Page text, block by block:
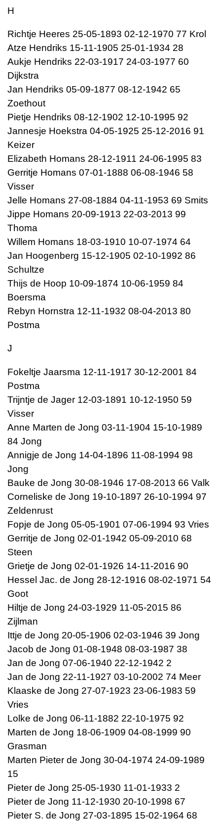
H
Richtje Heeres 25-05-1893 02-12-1970 77 Krol
Atze Hendriks 15-11-1905 25-01-1934 28
Aukje Hendriks 22-03-1917 24-03-1977 60
Dijkstra
Jan Hendriks 05-09-1877 08-12-1942 65
Zoethout
Pietje Hendriks 08-12-1902 12-10-1995 92
Jannesje Hoekstra 04-05-1925 25-12-2016 91
Keizer
Elizabeth Homans 28-12-1911 24-06-1995 83
Gerritje Homans 07-01-1888 06-08-1946 58
Visser
Jelle Homans 27-08-1884 04-11-1953 69 Smits
Jippe Homans 20-09-1913 22-03-2013 99
Thoma
Willem Homans 18-03-1910 10-07-1974 64
Jan Hoogenberg 15-12-1905 02-10-1992 86
Schultze
Thijs de Hoop 10-09-1874 10-06-1959 84
Boersma
Rebyn Hornstra 12-11-1932 08-04-2013 80
Postma
J
Fokeltje Jaarsma 12-11-1917 30-12-2001 84
Postma
Trijntje de Jager 12-03-1891 10-12-1950 59
Visser
Anne Marten de Jong 03-11-1904 15-10-1989
84 Jong
Annigje de Jong 14-04-1896 11-08-1994 98
Jong
Bauke de Jong 30-08-1946 17-08-2013 66 Valk
Corneliske de Jong 19-10-1897 26-10-1994 97
Zeldenrust
Fopje de Jong 05-05-1901 07-06-1994 93 Vries
Gerritje de Jong 02-01-1942 05-09-2010 68
Steen
Grietje de Jong 02-01-1926 14-11-2016 90
Hessel Jac. de Jong 28-12-1916 08-02-1971 54
Goot
Hiltje de Jong 24-03-1929 11-05-2015 86
Zijlman
Ittje de Jong 20-05-1906 02-03-1946 39 Jong
Jacob de Jong 01-08-1948 08-03-1987 38
Jan de Jong 07-06-1940 22-12-1942 2
Jan de Jong 22-11-1927 03-10-2002 74 Meer
Klaaske de Jong 27-07-1923 23-06-1983 59
Vries
Lolke de Jong 06-11-1882 22-10-1975 92
Marten de Jong 18-06-1909 04-08-1999 90
Grasman
Marten Pieter de Jong 30-04-1974 24-09-1989
15
Pieter de Jong 25-05-1930 11-01-1933 2
Pieter de Jong 11-12-1930 20-10-1998 67
Pieter S. de Jong 27-03-1895 15-02-1964 68